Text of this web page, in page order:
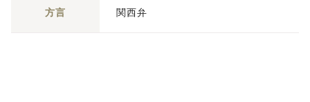
方言 関西弁